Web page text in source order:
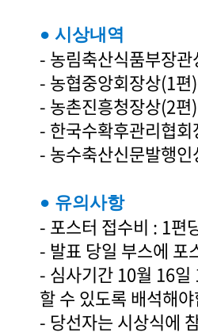
● 시상내역
- 농림축산식품부장
- 농협중앙회장상(1편
- 농촌진흥청장상(2편
- 한국수확후관리협
- 농수축산신문발행
● 유의사항
- 포스터 접수비 : 1편
- 발표 당일 부스에 포
- 심사기간 10월 16
할 수 있도록 배석해
- 당선자는 시상식에